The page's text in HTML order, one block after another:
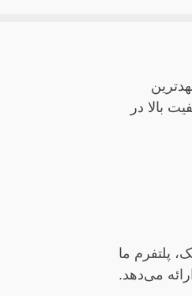
بالا در
پلتفرم ما
می‌دهد.